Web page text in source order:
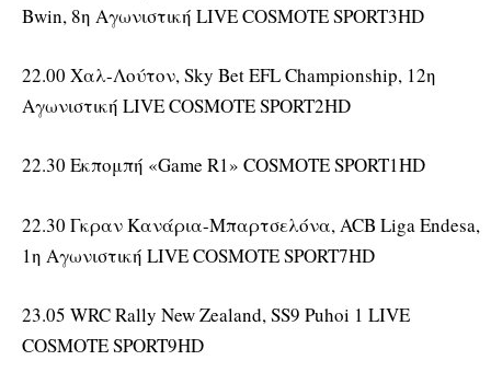
Bwin, 8η Αγωνιστική LIVE COSMOTE SPORT3HD
22.00 Χαλ-Λούτον, Sky Bet EFL Championship, 12η
Αγωνιστική LIVE COSMOTE SPORT2HD
22.30 Εκπομπή «Game R1» COSMOTE SPORT1HD
22.30 Γκραν Κανάρια-Μπαρτσελόνα, ACB Liga Endesa,
1η Αγωνιστική LIVE COSMOTE SPORT7HD
23.05 WRC Rally New Zealand, SS9 Puhoi 1 LIVE
COSMOTE SPORT9HD